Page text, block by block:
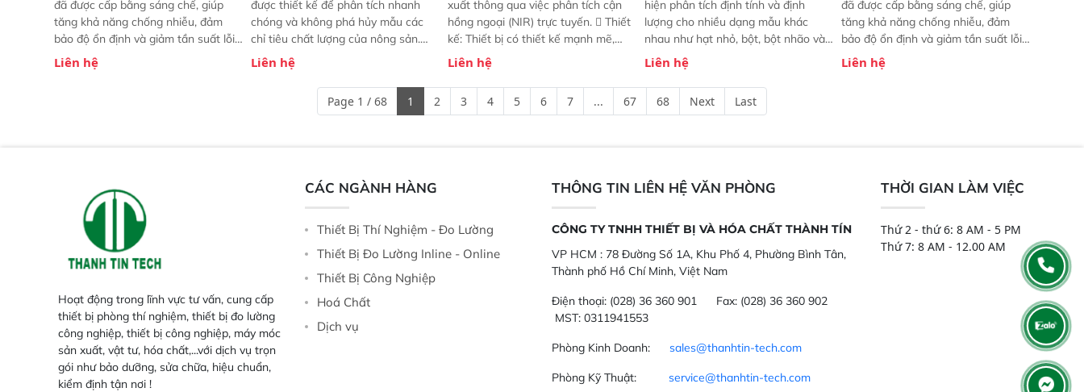
đã được cấp bằng sáng chế, giúp
tăng khả năng chống nhiễu, đảm
bảo độ ổn định và giảm tần suất lỗi.
 Phạm vi ứng dụng rộng: Đáp ứng
nhu cầu kiểm tra đa dạng mẫu mã
Liên hệ
được thiết kế để phân tích nhanh
chóng và không phá hủy mẫu các
chỉ tiêu chất lượng của nông sản.
Phạm vi sử dụng: Thiết bị linh hoạt
cho nhiều kịch bản khác nhau như
tại điểm thu mua, trong xưởng sản
xuất hoặc trực tiếp ngoài đồng
Liên hệ
xuất thông qua việc phân tích cận
hồng ngoại (NIR) trực tuyến.  Thiết
kế: Thiết bị có thiết kế mạnh mẽ,
mô-đun hóa, hỗ trợ tản nhiệt tăng
cường và đã qua kiểm tra áp suất
nghiêm ngặt.  Cam kết: Mang lại
khả năng theo dõi thông số theo
Liên hệ
hiện phân tích định tính và định
lượng cho nhiều dạng mẫu khác
nhau như hạt nhỏ, bột, bột nhão và
chất lỏng. Thiết bị này cho phép bất
kỳ ai cũng có thể thực hiện phân tích
đa thành phần chỉ với một nút bấm
đơn giản, mọi lúc, mọi nơi. Chuyên
Liên hệ
đã được cấp bằng sáng chế, giúp
tăng khả năng chống nhiễu, đảm
bảo độ ổn định và giảm tần suất lỗi.
 Phạm vi ứng dụng rộng: Đáp ứng
nhu cầu kiểm tra đa dạng mẫu mã
Liên hệ
Page 1 / 68 1 2 3 4 5 6 7 ... 67 68 Next Last
Hoạt động trong lĩnh vực tư vấn, cung cấp
thiết bị phòng thí nghiệm, thiết bị đo lường
công nghiệp, thiết bị công nghiệp, máy móc
sản xuất, vật tư, hóa chất,...với dịch vụ trọn
gói như bảo dưỡng, sửa chữa, hiệu chuẩn,
kiểm định tận nơi !
CÁC NGÀNH HÀNG
Thiết Bị Thí Nghiệm - Đo Lường
Thiết Bị Đo Lường Inline - Online
Thiết Bị Công Nghiệp
Hoá Chất
Dịch vụ
THÔNG TIN LIÊN HỆ VĂN PHÒNG
CÔNG TY TNHH THIẾT BỊ VÀ HÓA CHẤT THÀNH TÍN
VP HCM : 78 Đường Số 1A, Khu Phố 4, Phường Bình Tân,
Thành phố Hồ Chí Minh, Việt Nam
Điện thoại: (028) 36 360 901 Fax: (028) 36 360 902
MST: 0311941553
Phòng Kinh Doanh: sales@thanhtin-tech.com
Phòng Kỹ Thuật: service@thanhtin-tech.com
THỜI GIAN LÀM VIỆC
Thứ 2 - thứ 6: 8 AM - 5 PM
Thứ 7: 8 AM - 12.00 AM